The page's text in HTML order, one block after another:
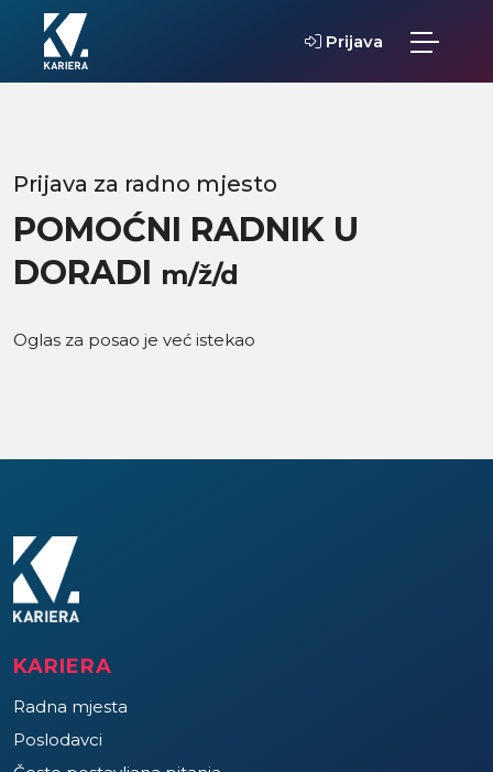
Prijava
Prijava za radno mjesto
POMOĆNI RADNIK U
DORADI m/ž/d
Oglas za posao je već istekao
KARIERA
Radna mjesta
Poslodavci